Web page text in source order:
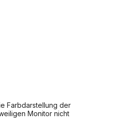
Farbdarstellung der
Monitor nicht